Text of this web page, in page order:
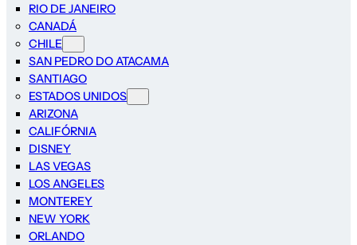
RIO DE JANEIRO
CANADÁ
CHILE
SAN PEDRO DO ATACAMA
SANTIAGO
ESTADOS UNIDOS
ARIZONA
CALIFÓRNIA
DISNEY
LAS VEGAS
LOS ANGELES
MONTEREY
NEW YORK
ORLANDO